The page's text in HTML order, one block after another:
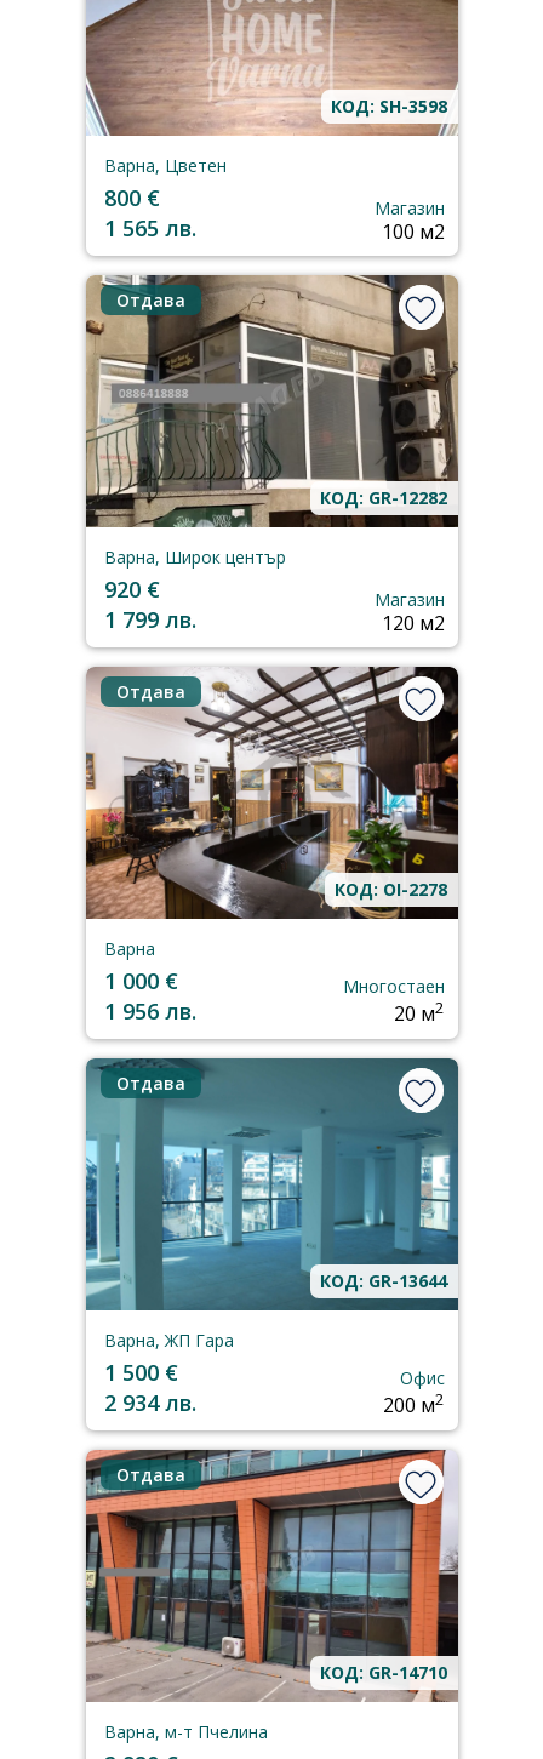
КОД: SH-3598
Варна, Цветен
800 €
1 565 лв.
Магазин
100 м2
Отдава
КОД: GR-12282
Варна, Широк център
920 €
1 799 лв.
Магазин
120 м2
Отдава
КОД: OI-2278
Варна
1 000 €
1 956 лв.
Многостаен
20 м2
Отдава
КОД: GR-13644
Варна, ЖП Гара
1 500 €
2 934 лв.
Офис
200 м2
Отдава
КОД: GR-14710
Варна, м-т Пчелина